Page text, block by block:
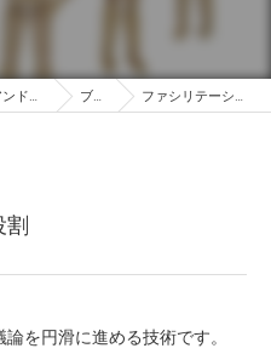
宮崎でコンサルティングならユーアンドミークリエイト株式会社 ブログ ファシリテーションの役割
を円滑に進める技術です。